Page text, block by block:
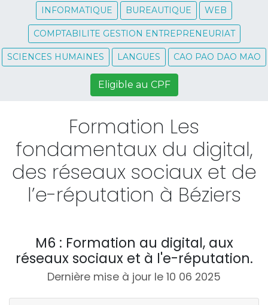
INFORMATIQUE BUREAUTIQUE WEB
COMPTABILITE GESTION ENTREPRENEURIAT
SCIENCES HUMAINES LANGUES CAO PAO DAO MAO
Eligible au CPF
Formation Les
fondamentaux du digital,
des réseaux sociaux et de
l’e-réputation à Béziers
M6 : Formation au digital, aux
réseaux sociaux et à l'e-réputation.
Dernière mise à jour le 10 06 2025